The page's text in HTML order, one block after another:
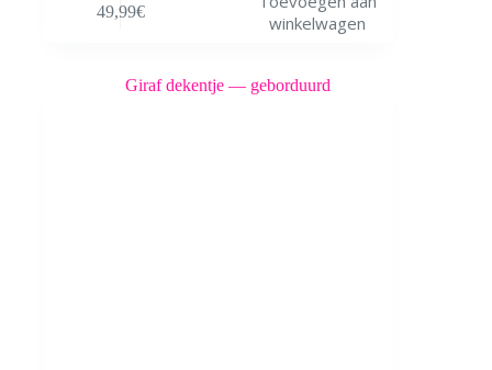
49,99€
winkelwagen